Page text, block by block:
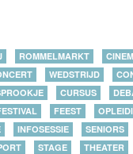
ROMMELMARKT
WEDSTRIJD
CURSUS
FEEST
INFOSESSIE SENIORS
STAGE THEATER